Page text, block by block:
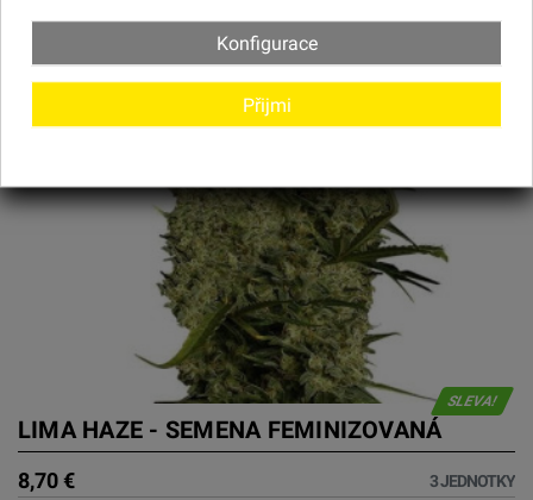
SLEVA!
LIMA HAZE - SEMENA FEMINIZOVANÁ
8,70 € 3 JEDNOTKY
Konfigurace
Přijmi